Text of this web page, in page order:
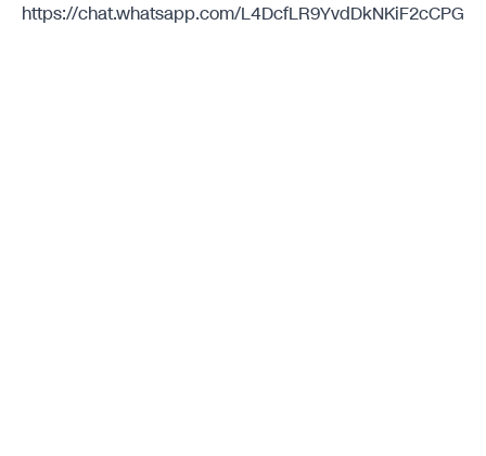
https://chat.whatsapp.com/L4DcfLR9YvdDkNKiF2cCPG